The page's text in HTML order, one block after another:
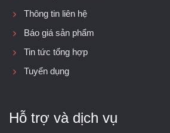
Thông tin liên hệ
Báo giá sản phẩm
Tin tức tổng hợp
Tuyển dụng
Hỗ trợ và dịch vụ